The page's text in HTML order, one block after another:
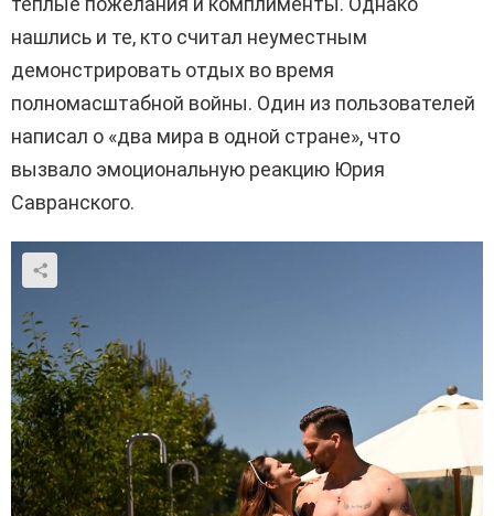
нашлись и те, кто считал неуместным
демонстрировать отдых во время
полномасштабной войны. Один из пользователей
написал о «два мира в одной стране», что
вызвало эмоциональную реакцию Юрия
Савранского.